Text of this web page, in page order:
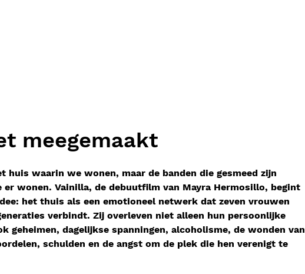
meegemaakt
huis waarin we wonen, maar de banden die gesmeed zijn
er wonen. Vainilla, de debuutfilm van Mayra Hermosillo, begint
het thuis als een emotioneel netwerk dat zeven vrouwen
verbindt. Zij overleven niet alleen hun persoonlijke
geheimen, dagelijkse spanningen, alcoholisme, de wonden van
schulden en de angst om de plek die hen verenigt te